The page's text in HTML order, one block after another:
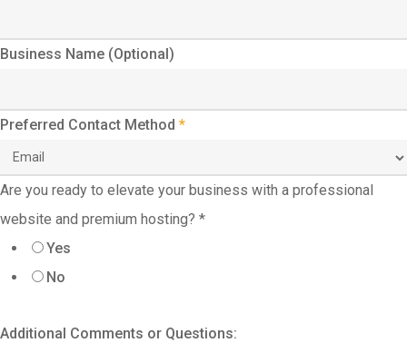
Business Name (Optional)
Preferred Contact Method *
Are you ready to elevate your business with a professional
website and premium hosting? *
Yes
No
Additional Comments or Questions: